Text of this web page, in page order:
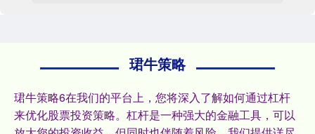
珺牛策略
珺牛策略6在我们的平台上，您将深入了解如何通过杠杆
来优化股票投资策略。杠杆是一种强大的金融工具，可以